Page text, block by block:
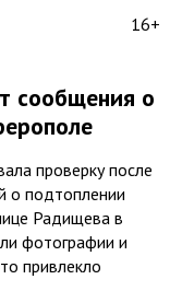
16+
сообщения о
проверку после
о подтоплении
Радищева в
фотографии и
привлекло